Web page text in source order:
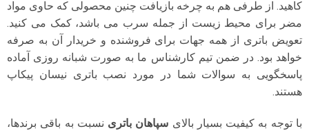
کاهید. از طرفی هم به چرخه بازیافت چنین محصولی که حاوی مواد
مضر برای محیط زیست از جمله سرب می باشد، کمک می کنید.
تعویض باتری از همه جهات برای فروشنده و خریدار آن به صرفه
خواهد بود. در ضمن تیم کارشناس ما به صورت شبانه روزی آماده
پاسخگویی به سوالات شما در مورد نصب باتری نیسان پیکاپ
هستند.
با توجه به کیفیت بسیار بالای سپاهان باتری نسبت به باقی برندها،